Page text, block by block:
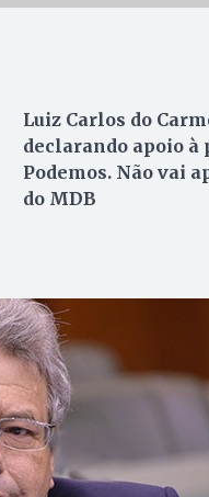
Luiz Carlos do
declarando apoio à
Podemos. Não vai
do MDB